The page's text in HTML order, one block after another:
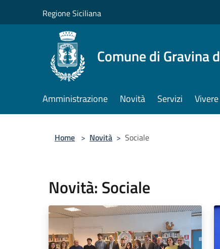
Regione Siciliana
Comune di Gravina
Amministrazione Novità Servizi
Home > Novità > Sociale
Novità: Sociale